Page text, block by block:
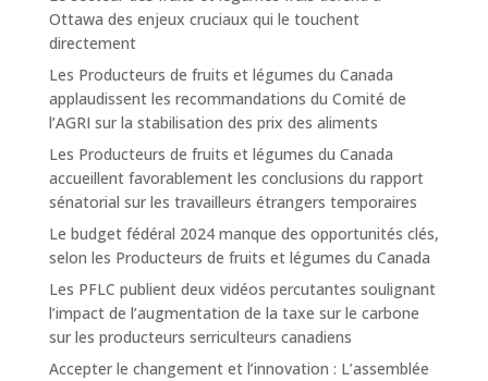
Ottawa des enjeux cruciaux qui le touchent
directement
Les Producteurs de fruits et légumes du Canada
applaudissent les recommandations du Comité de
l’AGRI sur la stabilisation des prix des aliments
Les Producteurs de fruits et légumes du Canada
accueillent favorablement les conclusions du rapport
sénatorial sur les travailleurs étrangers temporaires
Le budget fédéral 2024 manque des opportunités clés,
selon les Producteurs de fruits et légumes du Canada
Les PFLC publient deux vidéos percutantes soulignant
l’impact de l’augmentation de la taxe sur le carbone
sur les producteurs serriculteurs canadiens
Accepter le changement et l’innovation : L’assemblée